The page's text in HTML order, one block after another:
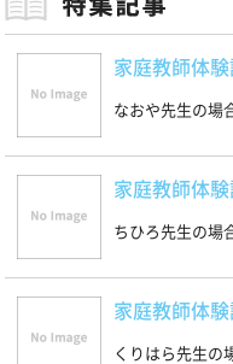
家庭教師体験
なおや先生の場
家庭教師体験
ちひろ先生の場
家庭教師体験
くりはら先生の